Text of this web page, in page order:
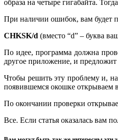
образа на четыре гигабайта.
При наличии ошибок, вам будет
CHKSK/d (вместо “d” – буква
По идее, программа должна
другое приложение, и предложит
Чтобы решить эту проблему и,
появившемся окошке открываем
По окончании проверки
Все. Если статья оказалась вам